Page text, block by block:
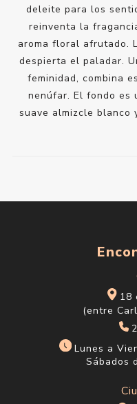
deleite para los
reinventa la
aroma floral afrutado.
despierta el paladar.
feminidad, combina
nenúfar. El fondo es
suave almizcle blanco
18
(entre
Lunes a
Sábados